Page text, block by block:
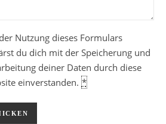
Nutzung dieses Formulars
du dich mit der Speicherung und
deiner Daten durch diese
einverstanden. *